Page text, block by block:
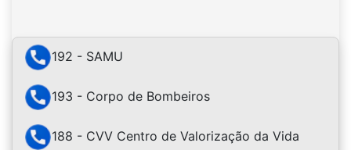
192 - SAMU
193 - Corpo de Bombeiros
188 - CVV Centro de Valorização da Vida